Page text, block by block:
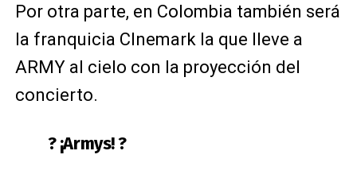
Por otra parte, en Colombia también será
la franquicia CInemark la que lleve a
ARMY al cielo con la proyección del
concierto.
? ¡Armys! ?